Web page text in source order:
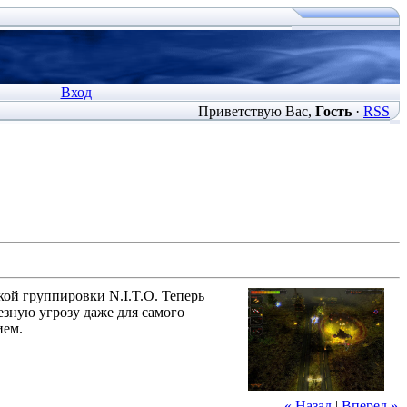
Вход
Приветствую Вас, Гость· RSS
группировки N.I.T.O. Теперь
угрозу даже для самого